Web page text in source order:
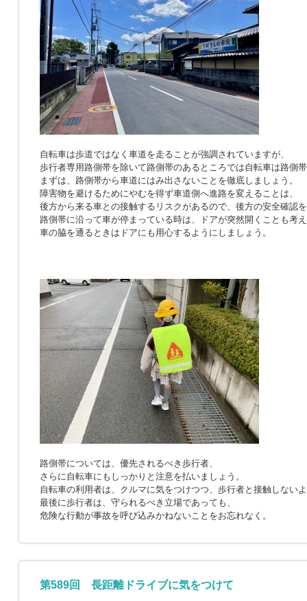
自転車は歩道ではなく車道を走ることが強調されていますが、
歩行者専用路側帯を除いて路側帯のあるところでは自転車は路側
まずは、路側帯から車道にはみ出さないことを徹底しましょう。
障害物を避けるためにやむを得ず車道側へ進路を変えることは、
後方から来る車との接触するリスクがあるので、後方の安全確認
路側帯に沿って車が停まっている時は、ドアが突然開くことも考
車の脇を通るときはドアにも用心するようにしましょう。
路側帯については、優先されるべき歩行者、
さらに自転車にもしっかりと注意を払いましょう。
自転車の利用者は、クルマに気をつけつつ、歩行者と接触しない
最後に歩行者は、守られるべき立場であっても、
危険な行動が事故を呼び込みかねないことをお忘れなく。
第589回 長距離ドライブに気をつけて